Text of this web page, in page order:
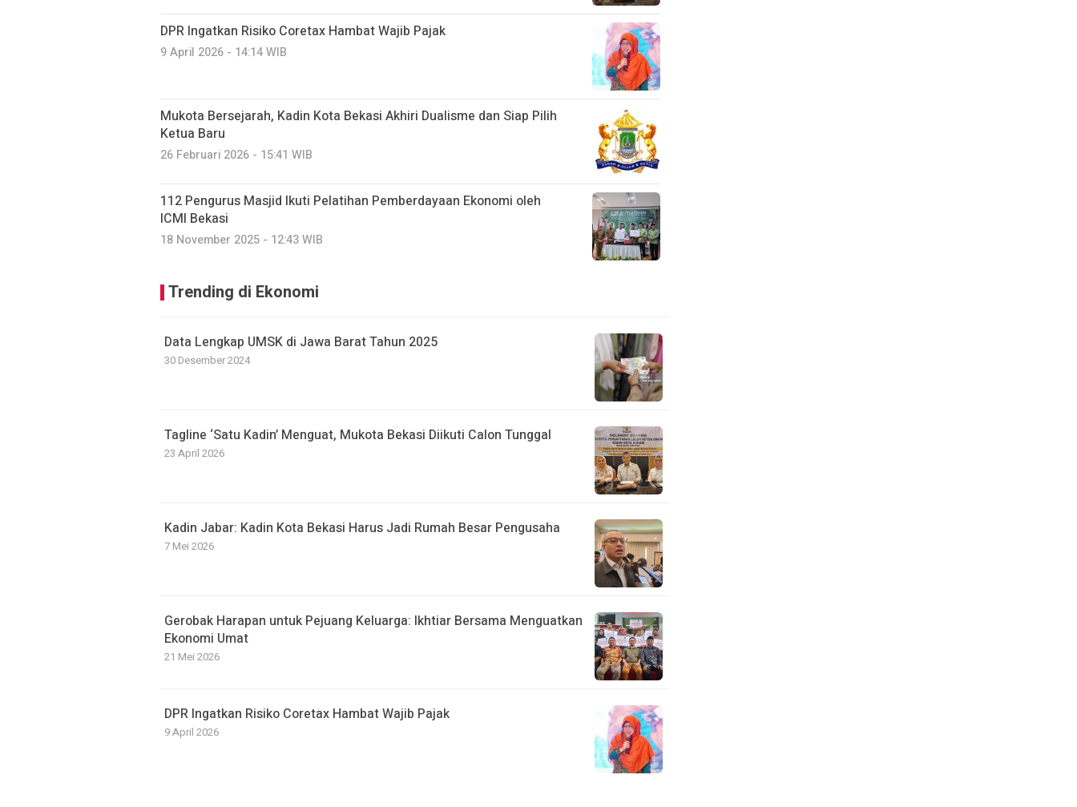
DPR Ingatkan Risiko Coretax Hambat Wajib Pajak
9 April 2026 - 14:14 WIB
Mukota Bersejarah, Kadin Kota Bekasi Akhiri Dualisme dan Siap Pilih
Ketua Baru
26 Februari 2026 - 15:41 WIB
112 Pengurus Masjid Ikuti Pelatihan Pemberdayaan Ekonomi oleh
ICMI Bekasi
18 November 2025 - 12:43 WIB
Trending di Ekonomi
Data Lengkap UMSK di Jawa Barat Tahun 2025
30 Desember 2024
Tagline ‘Satu Kadin’ Menguat, Mukota Bekasi Diikuti Calon Tunggal
23 April 2026
Kadin Jabar: Kadin Kota Bekasi Harus Jadi Rumah Besar Pengusaha
7 Mei 2026
Gerobak Harapan untuk Pejuang Keluarga: Ikhtiar Bersama Menguatkan
Ekonomi Umat
21 Mei 2026
DPR Ingatkan Risiko Coretax Hambat Wajib Pajak
9 April 2026